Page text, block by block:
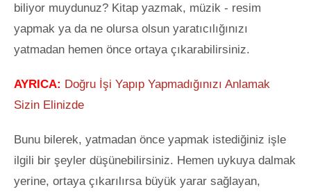
biliyor muydunuz? Kitap yazmak, müzik - resim
yapmak ya da ne olursa olsun yaratıcılığınızı
yatmadan hemen önce ortaya çıkarabilirsiniz.
AYRICA: Doğru İşi Yapıp Yapmadığınızı Anlamak
Sizin Elinizde
Bunu bilerek, yatmadan önce yapmak istediğiniz işle
ilgili bir şeyler düşünebilirsiniz. Hemen uykuya dalmak
yerine, ortaya çıkarılırsa büyük yarar sağlayan,